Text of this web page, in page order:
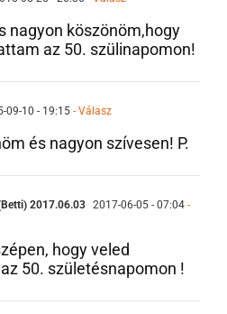
nagyon köszönöm,hogy
az 50. szülinapomon!
és nagyon szívesen! P.
2017.06.03
hogy veled
50. születésnapomon !